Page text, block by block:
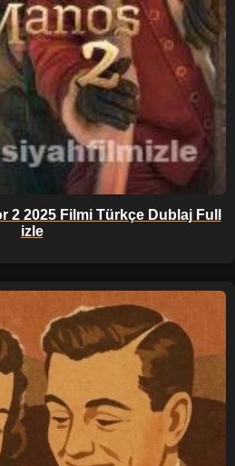
2 2025 Filmi Türkçe Dublaj Full
izle